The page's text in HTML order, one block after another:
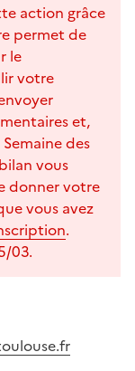
action grâce
permet de
le
votre
et,
des
vous
donner votre
vous avez
.
03.